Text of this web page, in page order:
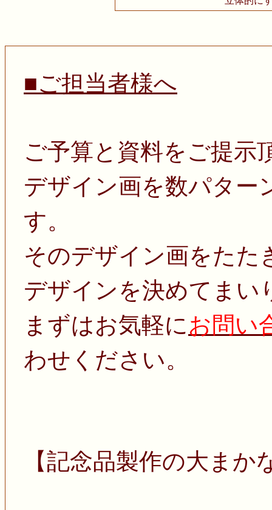
■ご担当者様へ
ご予算と資料をご提示
デザイン画を数パター
す。
そのデザイン画をたた
デザインを決めてまい
まずはお気軽にお問い
わせください。
【記念品製作の大まか